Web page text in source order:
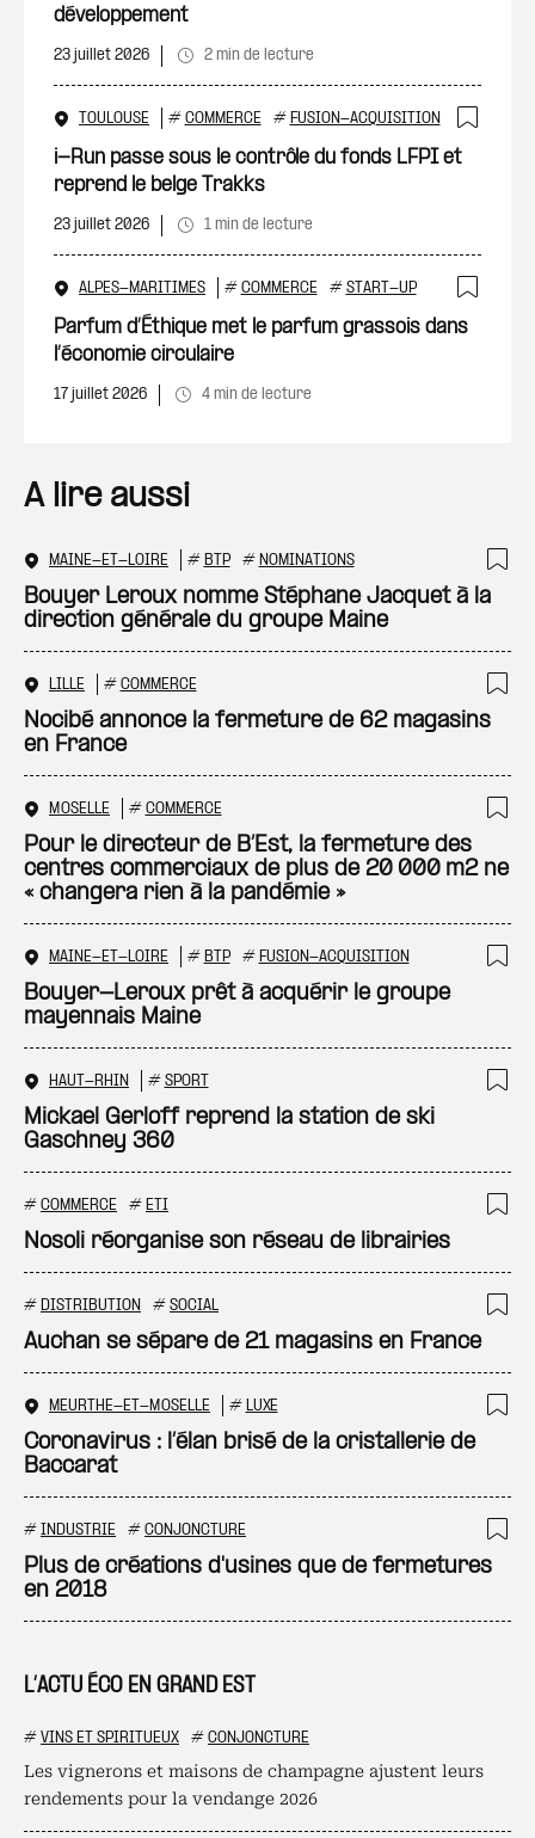
L’ACTU ÉCO EN GRAND EST
# VINS ET SPIRITUEUX # CONJONCTURE
Les vignerons et maisons de champagne ajustent leurs
rendements pour la vendange 2026
développement
23 juillet 2026 2 min de lecture
TOULOUSE # COMMERCE # FUSION-ACQUISITION
i-Run passe sous le contrôle du fonds LFPI et
reprend le belge Trakks
23 juillet 2026 1 min de lecture
ALPES-MARITIMES # COMMERCE # START-UP
Parfum d’Éthique met le parfum grassois dans
l’économie circulaire
17 juillet 2026 4 min de lecture
A lire aussi
MAINE-ET-LOIRE # BTP # NOMINATIONS
Bouyer Leroux nomme Stéphane Jacquet à la
direction générale du groupe Maine
LILLE # COMMERCE
Nocibé annonce la fermeture de 62 magasins
en France
MOSELLE # COMMERCE
Pour le directeur de B’Est, la fermeture des
centres commerciaux de plus de 20 000 m2 ne
« changera rien à la pandémie »
MAINE-ET-LOIRE # BTP # FUSION-ACQUISITION
Bouyer-Leroux prêt à acquérir le groupe
mayennais Maine
HAUT-RHIN # SPORT
Mickael Gerloff reprend la station de ski
Gaschney 360
# COMMERCE # ETI
Nosoli réorganise son réseau de librairies
# DISTRIBUTION # SOCIAL
Auchan se sépare de 21 magasins en France
MEURTHE-ET-MOSELLE # LUXE
Coronavirus : l’élan brisé de la cristallerie de
Baccarat
# INDUSTRIE # CONJONCTURE
Plus de créations d'usines que de fermetures
en 2018